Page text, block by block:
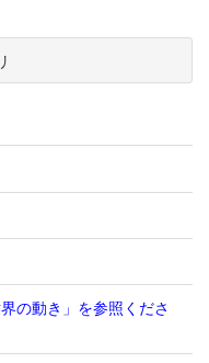
の動き」を参照くださ